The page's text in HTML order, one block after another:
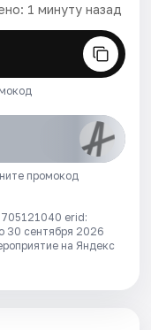
1 минуту назад
промокод
erid:
30 сентября 2026
на Яндекс